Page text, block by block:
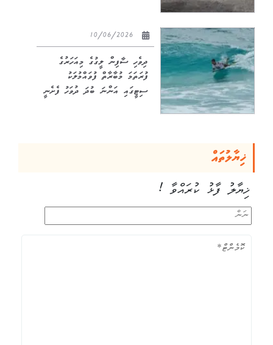
ދިވެހި ސާފިން ލީގުގެ މިއަހަރުގެ
ފުރަތަމަ މުބާރާތް ފުވައްމުލަކު
ސިޓީގައި އަންނަ ބުދަ ދުވަހު ފެށެނީ
ޚިޔާލުތައް
ޚިޔާލު ފާޅު ކުރައްވާ !